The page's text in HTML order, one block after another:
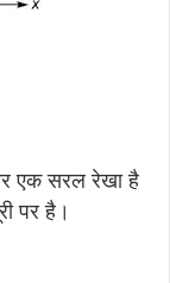
एक सरल रेखा है
पर है।